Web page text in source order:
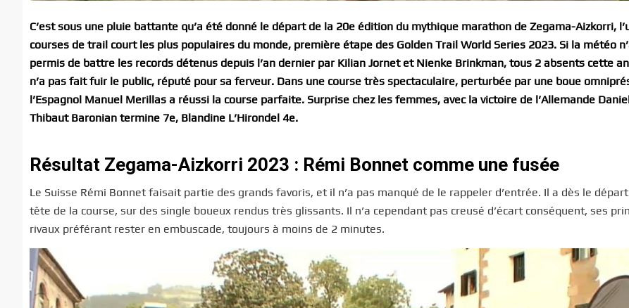
C’est sous une pluie battante qu’a été donné le départ de la 20e édition du mythique marathon de Zegama-Aizkorri,
courses de trail court les plus populaires du monde, première étape des Golden Trail World Series 2023. Si la météo
permis de battre les records détenus depuis l’an dernier par Kilian Jornet et Nienke Brinkman, tous 2 absents cette
n’a pas fait fuir le public, réputé pour sa ferveur. Dans une course très spectaculaire, perturbée par une boue
l’Espagnol Manuel Merillas a réussi la course parfaite. Surprise chez les femmes, avec la victoire de l’Allemande
Thibaut Baronian termine 7e, Blandine L’Hirondel 4e.
Résultat Zegama-Aizkorri 2023 : Rémi Bonnet comme une fusée
Le Suisse Rémi Bonnet faisait partie des grands favoris, et il n’a pas manqué de le rappeler d’entrée. Il a dès le
tête de la course, sur des single boueux rendus très glissants. Il n’a cependant pas creusé d’écart conséquent, ses
rivaux préférant rester en embuscade, toujours à moins de 2 minutes.